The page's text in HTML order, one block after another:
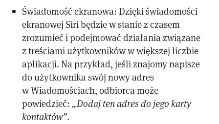
Świadomość ekranowa: Dzięki świadomości
ekranowej Siri będzie w stanie z czasem
zrozumieć i podejmować działania związane
z treściami użytkowników w większej liczbie
aplikacji. Na przykład, jeśli znajomy napisze
do użytkownika swój nowy adres
w Wiadomościach, odbiorca może
powiedzieć: „Dodaj ten adres do jego karty
kontaktów”.